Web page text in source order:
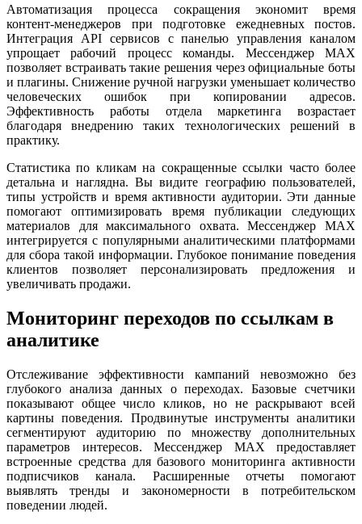
Автоматизация процесса сокращения экономит время
контент-менеджеров при подготовке ежедневных постов.
Интеграция API сервисов с панелью управления каналом
упрощает рабочий процесс команды. Мессенджер MAX
позволяет встраивать такие решения через официальные боты
и плагины. Снижение ручной нагрузки уменьшает количество
человеческих ошибок при копировании адресов.
Эффективность работы отдела маркетинга возрастает
благодаря внедрению таких технологических решений в
практику.
Статистика по кликам на сокращенные ссылки часто более
детальна и наглядна. Вы видите географию пользователей,
типы устройств и время активности аудитории. Эти данные
помогают оптимизировать время публикации следующих
материалов для максимального охвата. Мессенджер MAX
интегрируется с популярными аналитическими платформами
для сбора такой информации. Глубокое понимание поведения
клиентов позволяет персонализировать предложения и
увеличивать продажи.
Мониторинг переходов по ссылкам в
аналитике
Отслеживание эффективности кампаний невозможно без
глубокого анализа данных о переходах. Базовые счетчики
показывают общее число кликов, но не раскрывают всей
картины поведения. Продвинутые инструменты аналитики
сегментируют аудиторию по множеству дополнительных
параметров интересов. Мессенджер MAX предоставляет
встроенные средства для базового мониторинга активности
подписчиков канала. Расширенные отчеты помогают
выявлять тренды и закономерности в потребительском
поведении людей.